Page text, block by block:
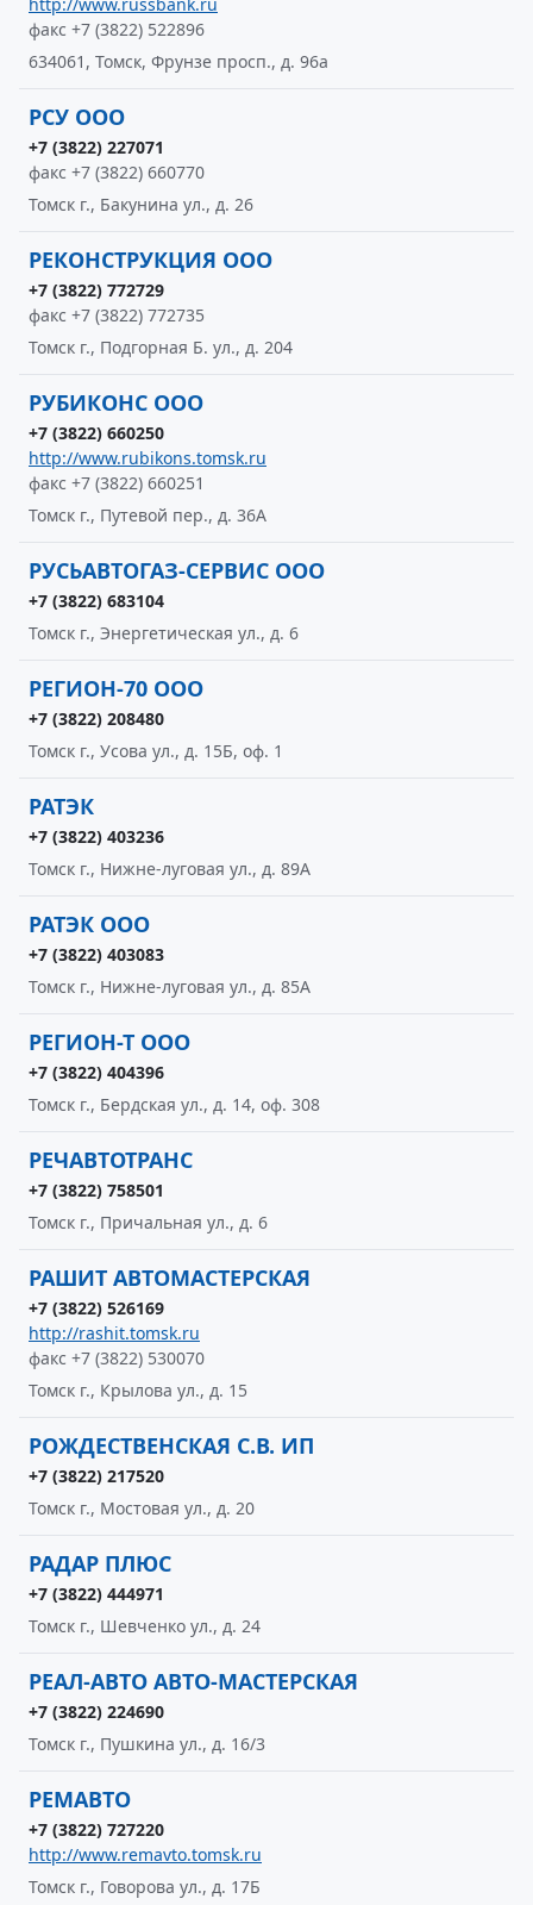
факс +7 (3822) 522896
634061, Томск, Фрунзе просп., д. 96а
РСУ ООО
+7 (3822) 227071
факс +7 (3822) 660770
Томск г., Бакунина ул., д. 26
РЕКОНСТРУКЦИЯ ООО
+7 (3822) 772729
факс +7 (3822) 772735
Томск г., Подгорная Б. ул., д. 204
РУБИКОНС ООО
+7 (3822) 660250
http://www.rubikons.tomsk.ru
факс +7 (3822) 660251
Томск г., Путевой пер., д. 36А
РУСЬАВТОГАЗ-СЕРВИС ООО
+7 (3822) 683104
Томск г., Энергетическая ул., д. 6
РЕГИОН-70 ООО
+7 (3822) 208480
Томск г., Усова ул., д. 15Б, оф. 1
РАТЭК
+7 (3822) 403236
Томск г., Нижне-луговая ул., д. 89А
РАТЭК ООО
+7 (3822) 403083
Томск г., Нижне-луговая ул., д. 85А
РЕГИОН-Т ООО
+7 (3822) 404396
Томск г., Бердская ул., д. 14, оф. 308
РЕЧАВТОТРАНС
+7 (3822) 758501
Томск г., Причальная ул., д. 6
РАШИТ АВТОМАСТЕРСКАЯ
+7 (3822) 526169
http://rashit.tomsk.ru
факс +7 (3822) 530070
Томск г., Крылова ул., д. 15
РОЖДЕСТВЕНСКАЯ С.В. ИП
+7 (3822) 217520
Томск г., Мостовая ул., д. 20
РАДАР ПЛЮС
+7 (3822) 444971
Томск г., Шевченко ул., д. 24
РЕАЛ-АВТО АВТО-МАСТЕРСКАЯ
+7 (3822) 224690
Томск г., Пушкина ул., д. 16/3
РЕМАВТО
+7 (3822) 727220
http://www.remavto.tomsk.ru
Томск г., Говорова ул., д. 17Б